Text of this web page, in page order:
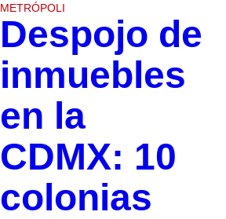
METRÓPOLI
Despojo de
inmuebles
en la
CDMX: 10
colonias